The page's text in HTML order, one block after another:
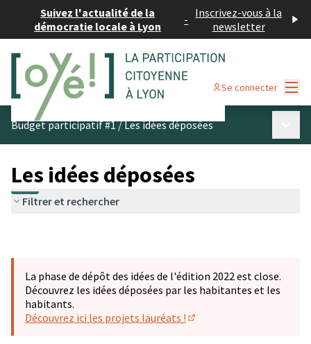
Suivez l'actualité de la
démocratie locale à Lyon
- Inscrivez-vous à la
newsletter
Se connecter
Budget participatif #1/Les idées déposées
Les idées déposées
Filtrer et rechercher
La phase de dépôt des idées de l'édition 2022 est close.
Découvrez les idées déposées par les habitantes et les
habitants.
Découvrez ici les projets lauréats !